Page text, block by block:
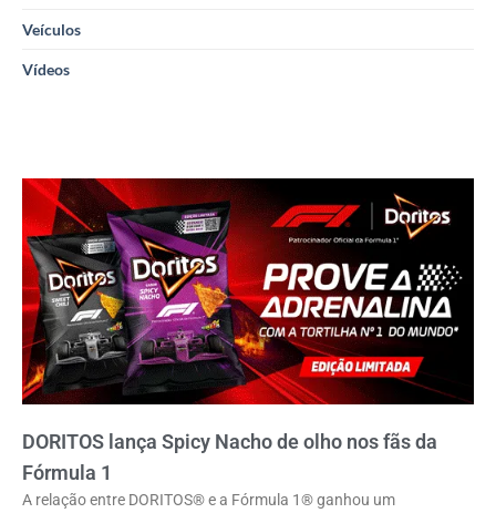
Veículos
Vídeos
DORITOS lança Spicy Nacho de olho nos fãs da
Fórmula 1
A relação entre DORITOS® e a Fórmula 1® ganhou um